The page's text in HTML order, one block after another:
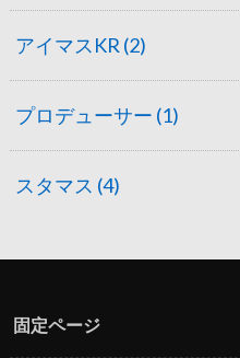
アイマスKR (2)
プロデューサー (1)
スタマス (4)
固定ページ